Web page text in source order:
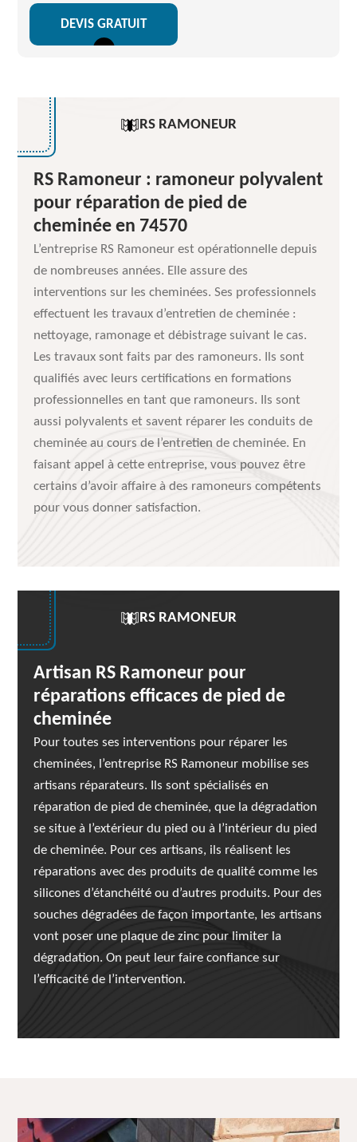
DEVIS GRATUIT
RS RAMONEUR
RS Ramoneur : ramoneur polyvalent
pour réparation de pied de
cheminée en 74570
L’entreprise RS Ramoneur est opérationnelle depuis
de nombreuses années. Elle assure des
interventions sur les cheminées. Ses professionnels
effectuent les travaux d’entretien de cheminée :
nettoyage, ramonage et débistrage suivant le cas.
Les travaux sont faits par des ramoneurs. Ils sont
qualifiés avec leurs certifications en formations
professionnelles en tant que ramoneurs. Ils sont
aussi polyvalents et savent réparer les conduits de
cheminée au cours de l’entretien de cheminée. En
faisant appel à cette entreprise, vous pouvez être
certains d’avoir affaire à des ramoneurs compétents
pour vous donner satisfaction.
RS RAMONEUR
Artisan RS Ramoneur pour
réparations efficaces de pied de
cheminée
Pour toutes ses interventions pour réparer les
cheminées, l’entreprise RS Ramoneur mobilise ses
artisans réparateurs. Ils sont spécialisés en
réparation de pied de cheminée, que la dégradation
se situe à l’extérieur du pied ou à l’intérieur du pied
de cheminée. Pour ces artisans, ils réalisent les
réparations avec des produits de qualité comme les
silicones d’étanchéité ou d’autres produits. Pour des
souches dégradées de façon importante, les artisans
vont poser une plaque de zinc pour limiter la
dégradation. On peut leur faire confiance sur
l’efficacité de l’intervention.